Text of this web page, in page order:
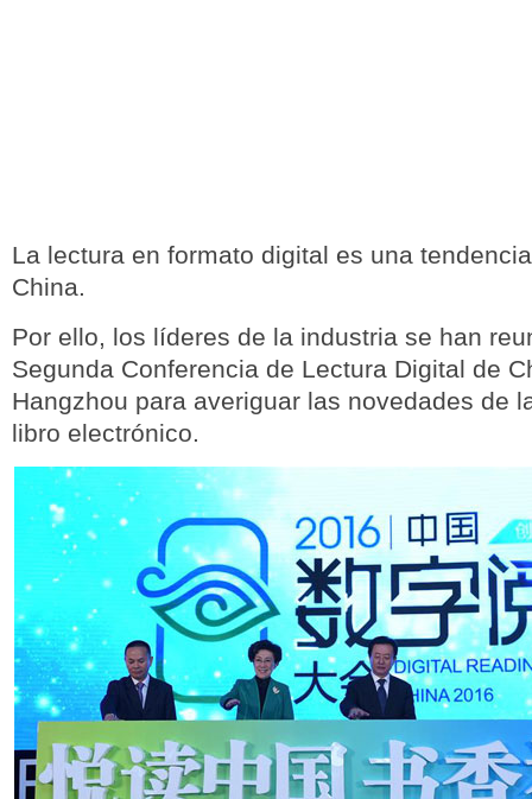
La lectura en formato digital es una
China.
Por ello, los líderes de la industria se han
Segunda Conferencia de Lectura Digital de
Hangzhou para averiguar las novedades de
libro electrónico.